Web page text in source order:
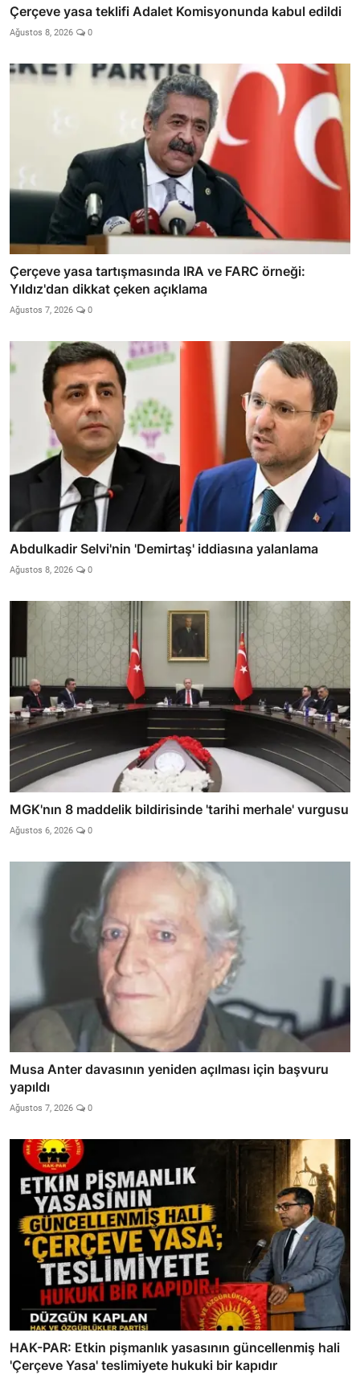
Çerçeve yasa teklifi Adalet Komisyonunda kabul edildi
Ağustos 8, 2026 0
Çerçeve yasa tartışmasında IRA ve FARC örneği:
Yıldız'dan dikkat çeken açıklama
Ağustos 7, 2026 0
Abdulkadir Selvi'nin 'Demirtaş' iddiasına yalanlama
Ağustos 8, 2026 0
MGK'nın 8 maddelik bildirisinde 'tarihi merhale' vurgusu
Ağustos 6, 2026 0
Musa Anter davasının yeniden açılması için başvuru
yapıldı
Ağustos 7, 2026 0
HAK-PAR: Etkin pişmanlık yasasının güncellenmiş hali
'Çerçeve Yasa' teslimiyete hukuki bir kapıdır